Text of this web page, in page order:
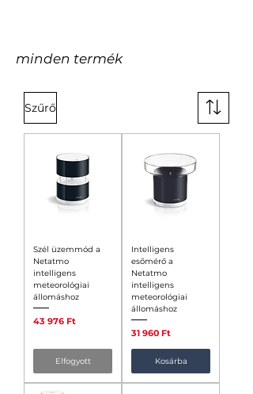
minden termék
Szűrő
Szél üzemmód a
Netatmo
intelligens
meteorológiai
állomáshoz
Ár
43 976 Ft
Elfogyott
Intelligens
esőmérő a
Netatmo
intelligens
meteorológiai
állomáshoz
Ár
31 960 Ft
Kosárba